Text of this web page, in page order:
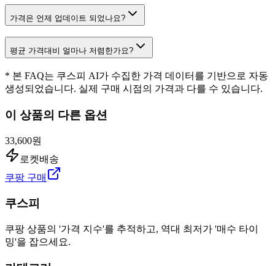
가격은 언제 업데이트 되었나요?
평균 가격대비 얼마나 저렴한가요?
* 본 FAQ는 쿠스피 AI가 수집한 가격 데이터를 기반으로 자동
생성되었습니다. 실제 구매 시점의 가격과 다를 수 있습니다.
이 상품의 다른 옵션
33,600원
로켓배송
쿠팡 구매
쿠스피
쿠팡 상품의 '가격 지수'를 추적하고, 역대 최저가 '매수 타이
밍'을 잡으세요.